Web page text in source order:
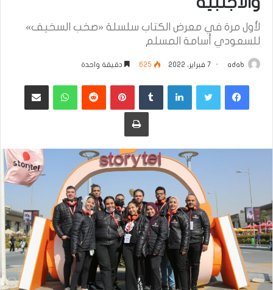
لأول مرة في معرض الكتاب سلسلة «صخب السخيف»
للسعودي أسامة المسلم
adab 7 فبراير، 2022 625 دقيقة واحدة
فيسبوكتويتر لينكدإن ‏Tumblr بينتيريست
‏Reddit واتساب مشاركة عبر البريد
طباعة